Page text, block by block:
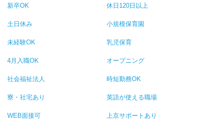
新卒OK 休日120日以上
土日休み 小規模保育園
未経験OK 乳児保育
4月入職OK オープニング
社会福祉法人 時短勤務OK
寮・社宅あり 英語が使える職場
WEB面接可 上京サポートあり